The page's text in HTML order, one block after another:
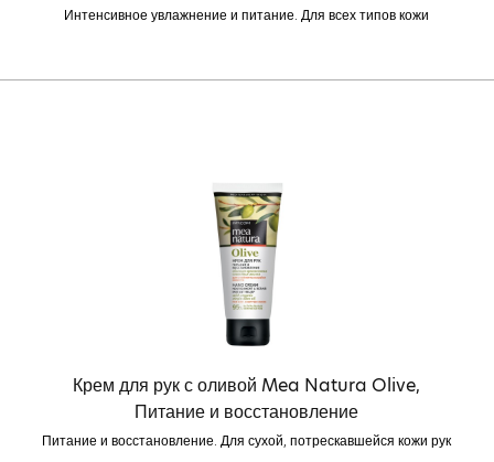
Интенсивное увлажнение и питание. Для всех типов кожи
Крем для рук с оливой Mea Natura Olive,
Питание и восстановление
Питание и восстановление. Для сухой, потрескавшейся кожи рук